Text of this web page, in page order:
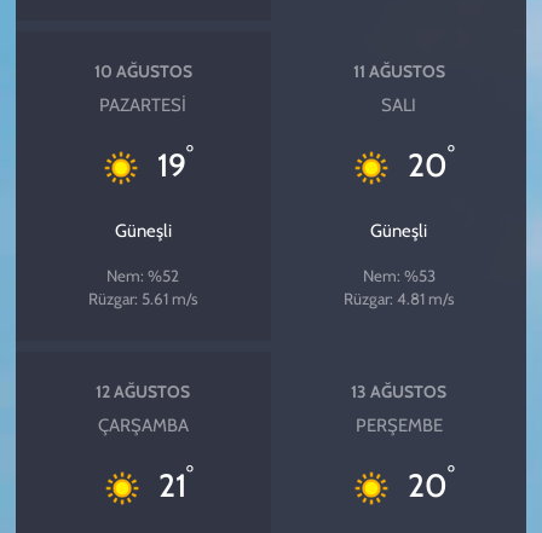
10 AĞUSTOS
PAZARTESI
19°
Güneşli
Nem: %52
Rüzgar: 5.61 m/s
11 AĞUSTOS
SALI
20°
Güneşli
Nem: %53
Rüzgar: 4.81 m/s
12 AĞUSTOS
ÇARŞAMBA
21°
13 AĞUSTOS
PERŞEMBE
20°